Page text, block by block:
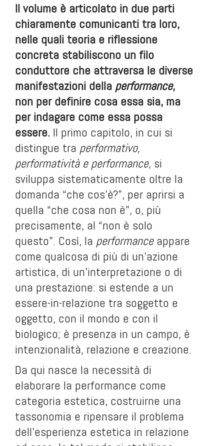
Il volume è articolato in due parti
chiaramente comunicanti tra loro,
nelle quali teoria e riflessione
concreta stabiliscono un filo
conduttore che attraversa le diverse
manifestazioni della performance,
non per definire cosa essa sia, ma
per indagare come essa possa
essere. Il primo capitolo, in cui si
distingue tra performativo,
performatività e performance, si
sviluppa sistematicamente oltre la
domanda “che cos’è?”, per aprirsi a
quella “che cosa non è”, o, più
precisamente, al “non è solo
questo”. Così, la performanceappare
come qualcosa di più di un’azione
artistica, di un’interpretazione o di
una prestazione: si estende a un
essere-in-relazione tra soggetto e
oggetto, con il mondo e con il
biologico; è presenza in un campo, è
intenzionalità, relazione e creazione.
Da qui nasce la necessità di
elaborare la performance come
categoria estetica, costruirne una
tassonomia e ripensare il problema
dell’esperienza estetica in relazione